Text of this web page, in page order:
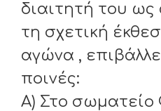
διαιτητή του
τη σχετική
αγώνα ,
ποινές:
Α) Στο